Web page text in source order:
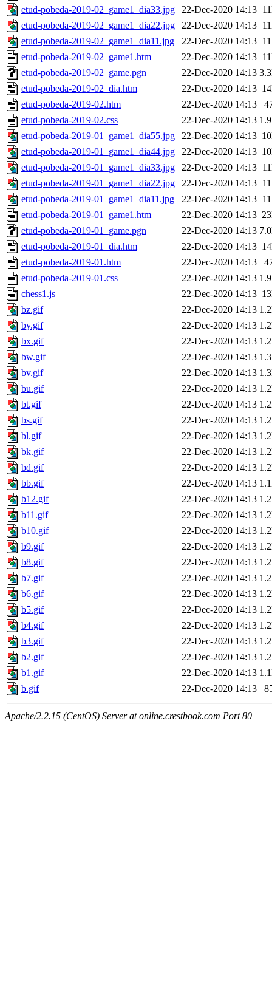
etud-pobeda-2019-02_game1_dia33.jpg
22-Dec-2020 14:13
etud-pobeda-2019-02_game1_dia22.jpg
22-Dec-2020 14:13
etud-pobeda-2019-02_game1_dia11.jpg
22-Dec-2020 14:13
etud-pobeda-2019-02_game1.htm
22-Dec-2020 14:13
etud-pobeda-2019-02_game.pgn
22-Dec-2020 14:13
etud-pobeda-2019-02_dia.htm
22-Dec-2020 14:13
etud-pobeda-2019-02.htm
22-Dec-2020 14:13
etud-pobeda-2019-02.css
22-Dec-2020 14:13
etud-pobeda-2019-01_game1_dia55.jpg
22-Dec-2020 14:13
etud-pobeda-2019-01_game1_dia44.jpg
22-Dec-2020 14:13
etud-pobeda-2019-01_game1_dia33.jpg
22-Dec-2020 14:13
etud-pobeda-2019-01_game1_dia22.jpg
22-Dec-2020 14:13
etud-pobeda-2019-01_game1_dia11.jpg
22-Dec-2020 14:13
etud-pobeda-2019-01_game1.htm
22-Dec-2020 14:13
etud-pobeda-2019-01_game.pgn
22-Dec-2020 14:13
etud-pobeda-2019-01_dia.htm
22-Dec-2020 14:13
etud-pobeda-2019-01.htm
22-Dec-2020 14:13
etud-pobeda-2019-01.css
22-Dec-2020 14:13
chess1.js
22-Dec-2020 14:13
bz.gif
22-Dec-2020 14:13
by.gif
22-Dec-2020 14:13
bx.gif
22-Dec-2020 14:13
bw.gif
22-Dec-2020 14:13
bv.gif
22-Dec-2020 14:13
bu.gif
22-Dec-2020 14:13
bt.gif
22-Dec-2020 14:13
bs.gif
22-Dec-2020 14:13
bl.gif
22-Dec-2020 14:13
bk.gif
22-Dec-2020 14:13
bd.gif
22-Dec-2020 14:13
bb.gif
22-Dec-2020 14:13
b12.gif
22-Dec-2020 14:13
b11.gif
22-Dec-2020 14:13
b10.gif
22-Dec-2020 14:13
b9.gif
22-Dec-2020 14:13
b8.gif
22-Dec-2020 14:13
b7.gif
22-Dec-2020 14:13
b6.gif
22-Dec-2020 14:13
b5.gif
22-Dec-2020 14:13
b4.gif
22-Dec-2020 14:13
b3.gif
22-Dec-2020 14:13
b2.gif
22-Dec-2020 14:13
b1.gif
22-Dec-2020 14:13
b.gif
22-Dec-2020 14:13
Apache/2.2.15 (CentOS) Server at online.crestbook.com Port 80